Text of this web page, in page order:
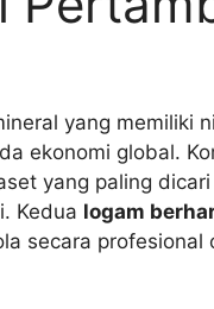
yang memiliki
ekonomi global.
yang paling
Kedua logam
secara profesional